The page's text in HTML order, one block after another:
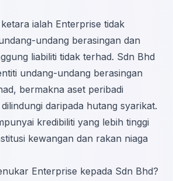
ialah Enterprise tidak
undang berasingan dan
liabiliti tidak terhad. Sdn Bhd
undang-undang berasingan
bermakna aset peribadi
daripada hutang syarikat.
kredibiliti yang lebih tinggi
kewangan dan rakan niaga
Enterprise kepada Sdn Bhd?